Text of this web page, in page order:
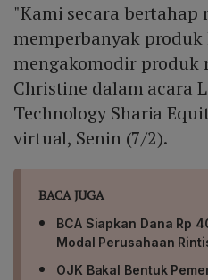
"Kami secara bertahap
memperbanyak
mengakomodir produk
Christine dalam acara
Technology Sharia
virtual, Senin (7/2).
BACA JUGA
BCA Siapkan Dana Rp
Modal Perusahaan
OJK Bakal Bentuk